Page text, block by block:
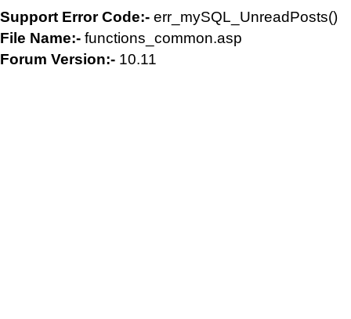
Support Error Code:- err_mySQL_UnreadPosts()
File Name:- functions_common.asp
Forum Version:- 10.11